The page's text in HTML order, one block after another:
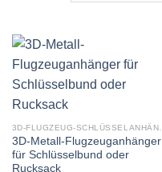
3D-Metall-Flugzeuganhänger
für Schlüsselbund oder
Rucksack